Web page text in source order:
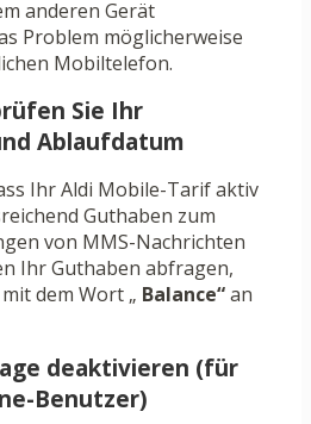
anderen Gerät
Problem möglicherweise
Mobiltelefon.
Sie Ihr
Ablaufdatum
Ihr Aldi Mobile-Tarif aktiv
Guthaben zum
von MMS-Nachrichten
Ihr Guthaben abfragen,
dem Wort „ Balance“an
deaktivieren (für
Benutzer)